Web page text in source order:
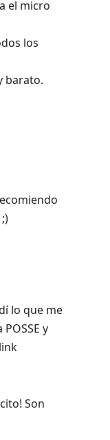
el micro
los
barato.
lo que me
y
Son